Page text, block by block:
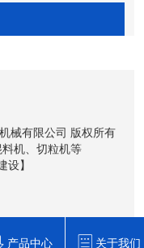
械有限公司 版权所有
机、切粒机等
设】
产品中心 关于我们